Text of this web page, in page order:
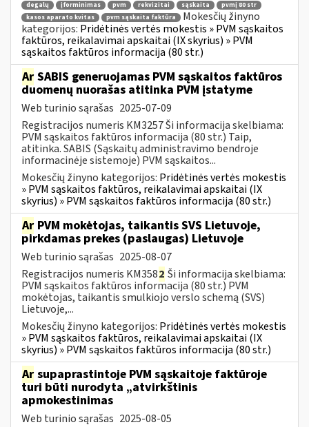
degalų įforminimas pvm rekvizitai sąskaita
pvmį 80 str
kasos aparato kvitas
pvm sąskaita faktūra
Mokesčių žinyno
kategorijos: Pridėtinės vertės mokestis » PVM sąskaitos
faktūros, reikalavimai apskaitai (IX skyrius) » PVM
sąskaitos faktūros informacija (80 str.)
Ar SABIS generuojamas PVM sąskaitos faktūros
duomenų nuorašas atitinka PVM įstatyme
Web turinio sąrašas 2025-07-09
Registracijos numeris KM3257 Ši informacija skelbiama:
PVM sąskaitos faktūros informacija (80 str.) Taip,
atitinka. SABIS (Sąskaitų administravimo bendroje
informacinėje sistemoje) PVM sąskaitos...
Mokesčių žinyno kategorijos: Pridėtinės vertės mokestis
» PVM sąskaitos faktūros, reikalavimai apskaitai (IX
skyrius) » PVM sąskaitos faktūros informacija (80 str.)
Ar PVM mokėtojas, taikantis SVS Lietuvoje,
pirkdamas prekes (paslaugas) Lietuvoje
Web turinio sąrašas 2025-08-07
Registracijos numeris KM3582 Ši informacija skelbiama:
PVM sąskaitos faktūros informacija (80 str.) PVM
mokėtojas, taikantis smulkiojo verslo schemą (SVS)
Lietuvoje,...
Mokesčių žinyno kategorijos: Pridėtinės vertės mokestis
» PVM sąskaitos faktūros, reikalavimai apskaitai (IX
skyrius) » PVM sąskaitos faktūros informacija (80 str.)
Ar supaprastintoje PVM sąskaitoje faktūroje
turi būti nurodyta „atvirkštinis
apmokestinimas
Web turinio sąrašas 2025-08-05